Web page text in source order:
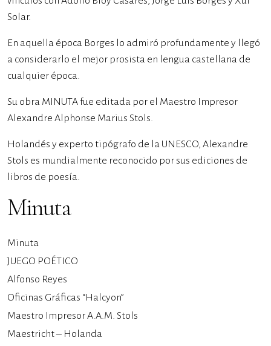
Solar.
En aquella época Borges lo admiró profundamente y llegó
a considerarlo el mejor prosista en lengua castellana de
cualquier época.
Su obra MINUTA fue editada por el Maestro Impresor
Alexandre Alphonse Marius Stols.
Holandés y experto tipógrafo de la UNESCO, Alexandre
Stols es mundialmente reconocido por sus ediciones de
libros de poesía.
Minuta
Minuta
JUEGO POÉTICO
Alfonso Reyes
Oficinas Gráficas “Halcyon”
Maestro Impresor A.A.M. Stols
Maestricht – Holanda